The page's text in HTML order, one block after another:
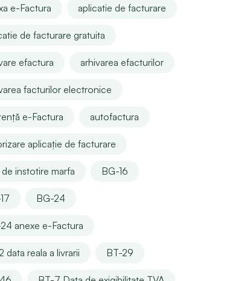
e-Factura aplicatie de facturare
de facturare gratuita
efactura arhivarea efacturilor
facturilor electronice
e-Factura autofactura
aplicație de facturare
de instotire marfa BG-16
BG-24
anexe e-Factura
data reala a livrarii BT-29